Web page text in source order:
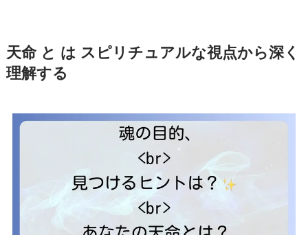
天命 と は スピリチュアルな視点から深く
理解する